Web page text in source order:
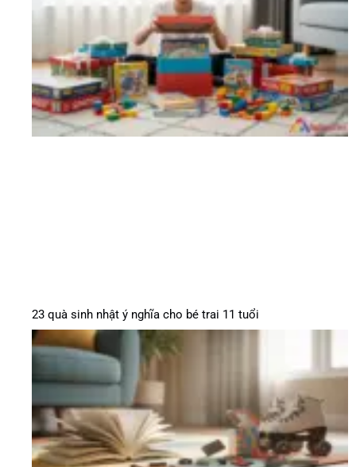
23 quà sinh nhật ý nghĩa cho bé trai 11 tuổi